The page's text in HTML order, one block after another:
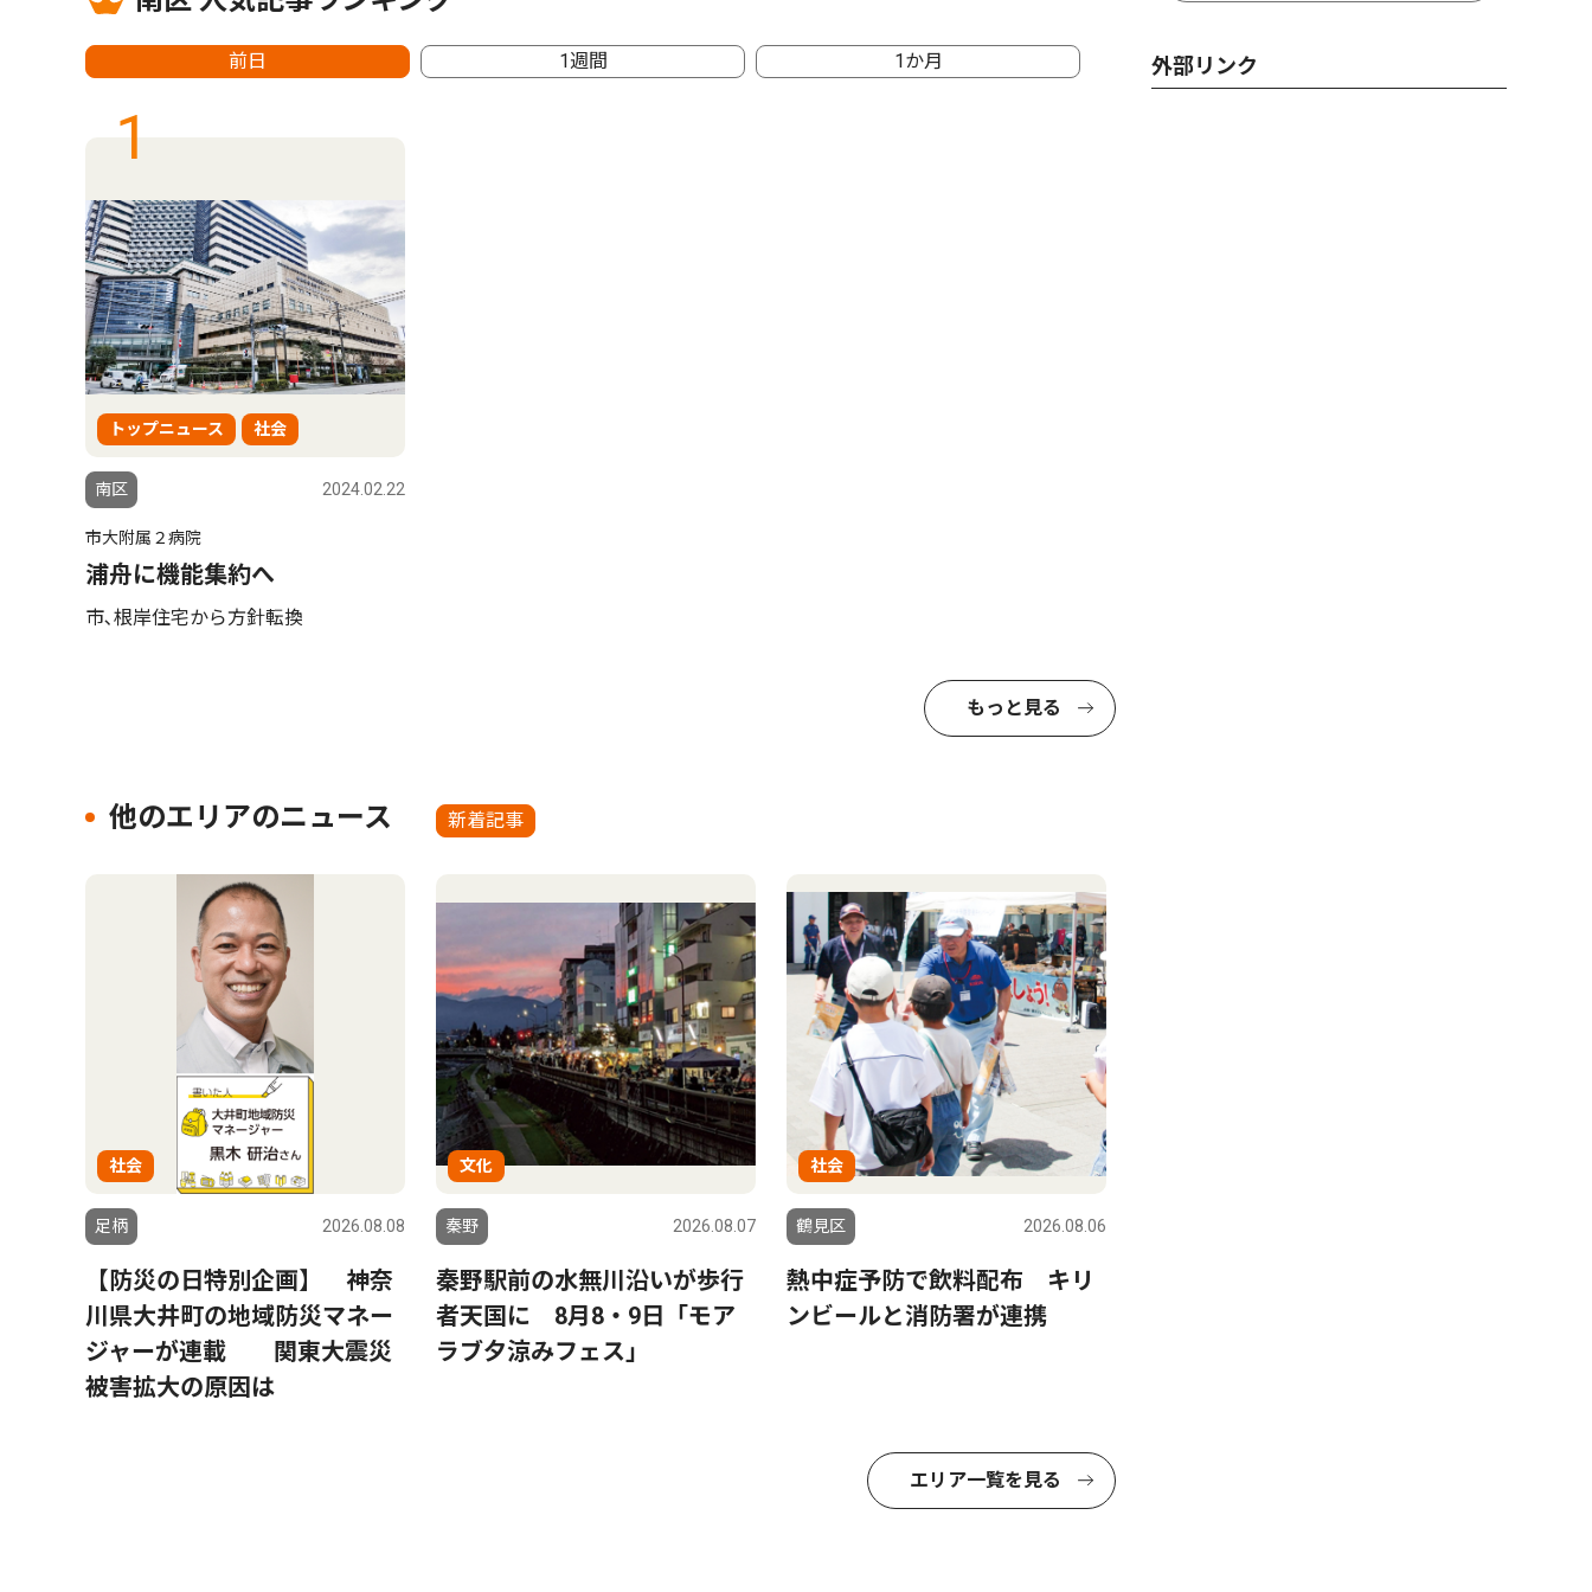
前日 1週間 1か月
1
トップニュース 社会
南区 2024.02.22
市大附属２病院
浦舟に機能集約へ
市､根岸住宅から方針転換
もっと見る
他のエリアのニュース 新着記事
社会
足柄 2026.08.08
【防災の日特別企画】 神奈
川県大井町の地域防災マネー
ジャーが連載 関東大震災
被害拡大の原因は
文化
秦野 2026.08.07
秦野駅前の水無川沿いが歩行
者天国に 8月8・9日「モア
ラブ夕涼みフェス」
社会
鶴見区 2026.08.06
熱中症予防で飲料配布 キリ
ンビールと消防署が連携
エリア一覧を見る
外部リンク